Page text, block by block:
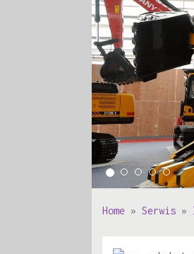
Home » Serwis »